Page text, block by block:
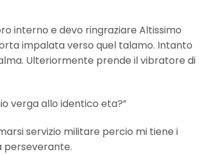
interno e devo ringraziare Altissimo
impalata verso quel talamo. Intanto
Ulteriormente prende il vibratore di
verga allo identico eta?”
servizio militare percio mi tiene i
perseverante.